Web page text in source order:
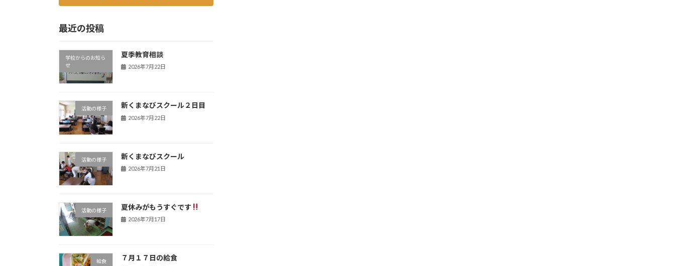
最近の投稿
学校からのお知ら
せ
夏季教育相談
2026年7月22日
活動の様子 新くまなびスクール２日目
2026年7月22日
活動の様子 新くまなびスクール
2026年7月21日
活動の様子 夏休みがもうすぐです
2026年7月17日
給食 ７月１７日の給食